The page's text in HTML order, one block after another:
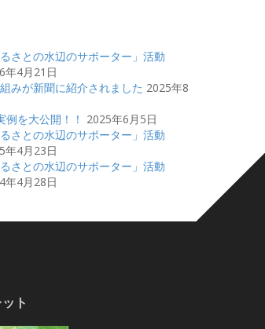
るさとの水辺のサポーター」活動
年4月21日
みが新聞に紹介されました 2025年8
例を大公開！！ 2025年6月5日
るさとの水辺のサポーター」活動
年4月23日
るさとの水辺のサポーター」活動
年4月28日
ト